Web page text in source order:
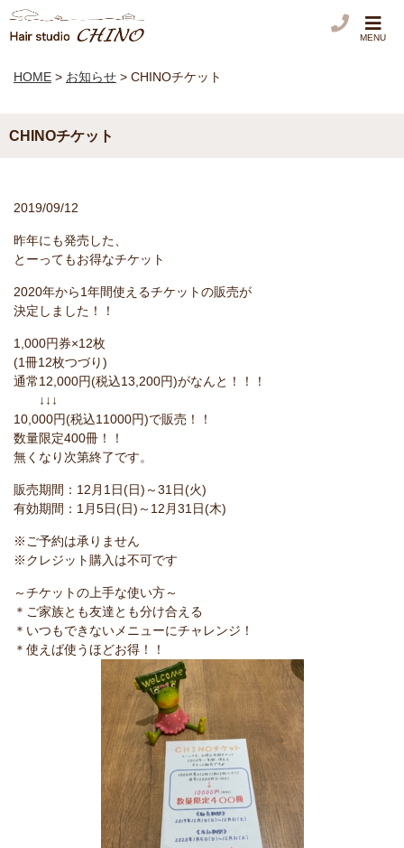
MENU
HOME > お知らせ > CHINOチケット
CHINOチケット
2019/09/12
昨年にも発売した、
とーってもお得なチケット
2020年から1年間使えるチケットの販売が
決定しました！！
1,000円券×12枚
(1冊12枚つづり)
通常12,000円(税込13,200円)がなんと！！！
↓↓↓
10,000円(税込11000円)で販売！！
数量限定400冊！！
無くなり次第終了です。
販売期間：12月1日(日)～31日(火)
有効期間：1月5日(日)～12月31日(木)
※ご予約は承りません
※クレジット購入は不可です
～チケットの上手な使い方～
＊ご家族とも友達とも分け合える
＊いつもできないメニューにチャレンジ！
＊使えば使うほどお得！！